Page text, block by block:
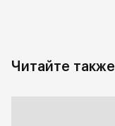
Читайте также